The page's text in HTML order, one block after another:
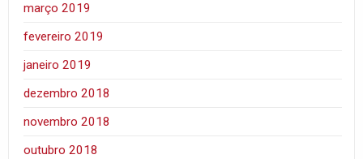
março 2019
fevereiro 2019
janeiro 2019
dezembro 2018
novembro 2018
outubro 2018